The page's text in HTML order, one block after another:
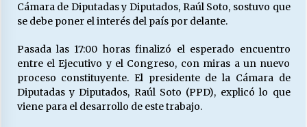
MUNICIPALIDADES, HONORARIOS, DESPIDOS
28/05/2026
Releyendo la Rerum Novarum a 135 años. “La
cuestión social hoy”.
16/05/2026
Cámara de Diputadas y Diputados, Raúl Soto, sostuvo que
se debe poner el interés del país por delante.
Pasada las 17:00 horas finalizó el esperado encuentro
entre el Ejecutivo y el Congreso, con miras a un nuevo
proceso constituyente. El presidente de la Cámara de
Diputadas y Diputados, Raúl Soto (PPD), explicó lo que
viene para el desarrollo de este trabajo.